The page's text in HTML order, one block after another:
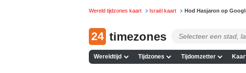
Wereld tijdzones kaart Israël kaart Hod Hasjaron op
24 timezones
Wereldtijd Tijdzones Tijdomzetter